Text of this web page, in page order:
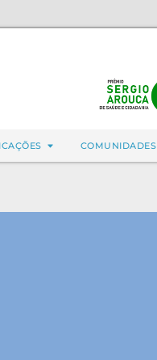
COMUNIDADES